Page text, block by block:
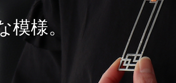
様。